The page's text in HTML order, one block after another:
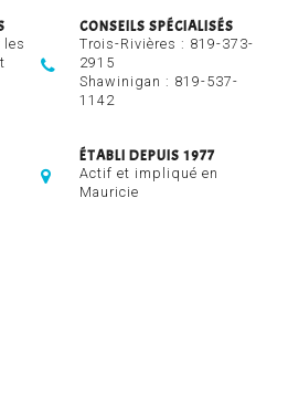
les
CONSEILS SPÉCIALISÉS
Trois-Rivières : 819-373-
2915
Shawinigan : 819-537-
1142
ÉTABLI DEPUIS 1977
Actif et impliqué en
Mauricie